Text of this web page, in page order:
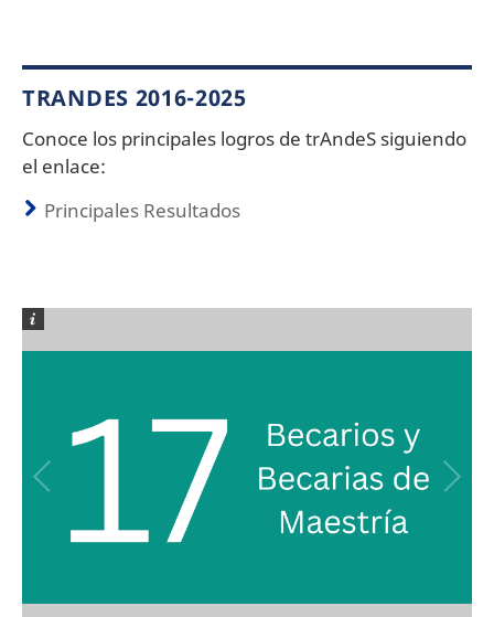
TRANDES 2016-2025
Conoce los principales logros de trAndeS siguiendo
el enlace:
Principales Resultados